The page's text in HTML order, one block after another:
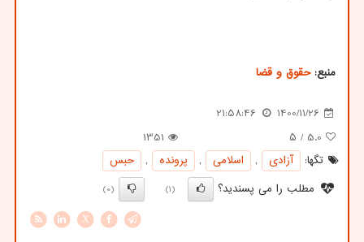
منبع:حقوق و قضا
1400/11/26
21:58:46
5.0 / ۵
1351
تگها:
آزادی , اسلامی , پرونده ,
حبس
مطلب را می پسندید؟
(1)
(0)
X